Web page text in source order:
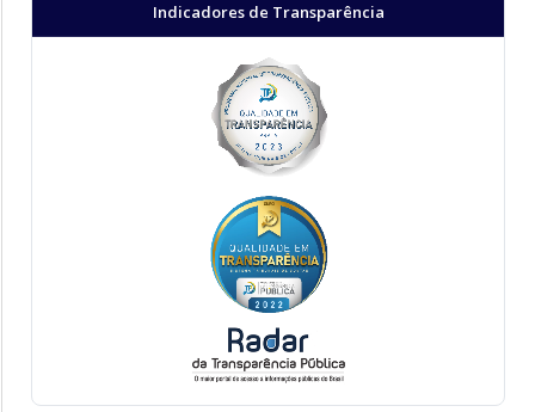
Indicadores de Transparência